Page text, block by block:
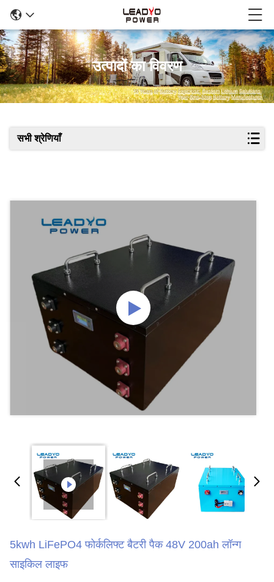
उत्पादों का विवरण
सभी श्रेणियाँ
5kwh LiFePO4 फोर्कलिफ्ट बैटरी पैक 48V 200ah लॉन्ग
साइकिल लाइफ